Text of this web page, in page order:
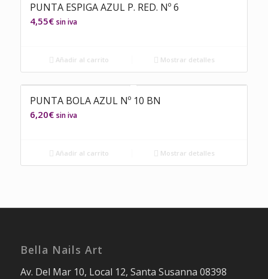
PUNTA ESPIGA AZUL P. RED. Nº 6
4,55€ sin iva
Añadir al carrito Mostrar detalles
PUNTA BOLA AZUL Nº 10 BN
6,20€ sin iva
Añadir al carrito Mostrar detalles
Bella Nails Art
Av. Del Mar 10, Local 12, Santa Susanna 08398